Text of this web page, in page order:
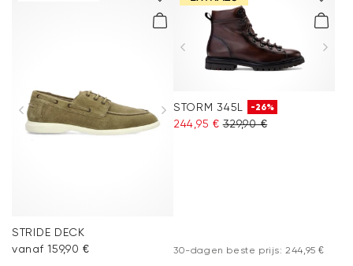
STRIDE DECK
vanaf 159,90 €
STORM 345L -26%
244,95 € 329,90 €
30-dagen beste prijs: 244,95 €